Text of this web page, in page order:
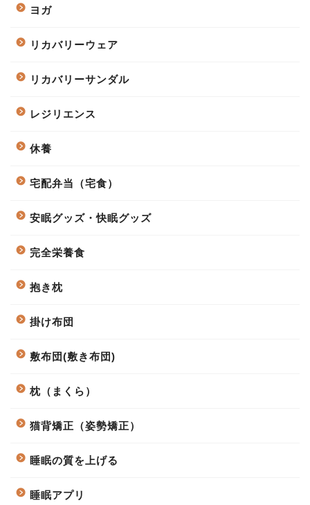
ヨガ
リカバリーウェア
リカバリーサンダル
レジリエンス
休養
宅配弁当（宅食）
安眠グッズ・快眠グッズ
完全栄養食
抱き枕
掛け布団
敷布団(敷き布団)
枕（まくら）
猫背矯正（姿勢矯正）
睡眠の質を上げる
睡眠アプリ